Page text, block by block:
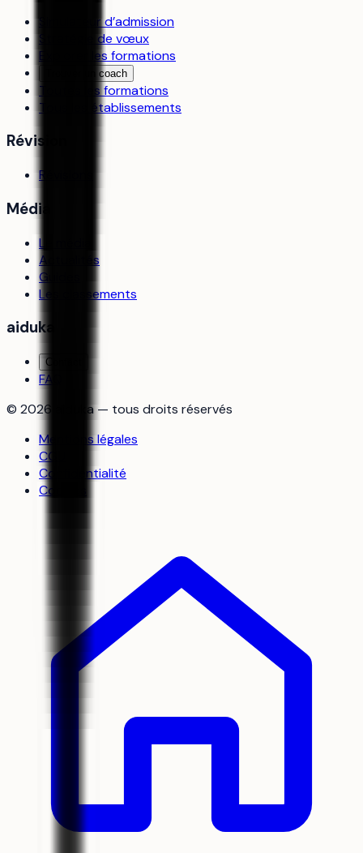
Simulateur d’admission
Stratégie de vœux
Explorer les formations
Trouver un coach
Toutes les formations
Tous les établissements
Révision
Révisions
Média
Le média
Actualités
Guides
Les classements
aiduka
Contact
FAQ
© 2026 aiduka — tous droits réservés
Mentions légales
CGU
Confidentialité
Cookies